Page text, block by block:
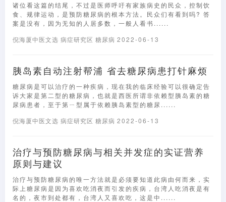
诸位看这篇的结尾，不过是医师呼吁有家族病史的民众，控制饮
食、规律运动，是预防糖尿病的根本方法。民众们有看到吗? 答
案是没有，因为无知的人居多数，一般人看书......
倪海厦中医文选 病症研究区 糖尿病 2022-06-13
胰岛素自动注射帮浦 省去糖尿病患打针麻烦
糖尿病是可以治疗的一种疾病，现在我的临床经验可以很确定告
诉大家是第二型的糖尿病，也就是西医所谓非依赖型胰岛素的糖
尿病患者，至于第ㄧ型属于依赖胰岛素型的糖尿......
倪海厦中医文选 病症研究区 糖尿病 2022-06-13
治疗与预防糖尿病与相关并发症的实证营养
原则与建议
治疗与预防糖尿病的唯一方法就是必须要知道此病由何而来，实
际上糖尿病是因为喜欢吃消夜而引发的疾病，台湾人吃消夜是有
名的，夜市到处都有，台湾人又喜欢吃，这是中......